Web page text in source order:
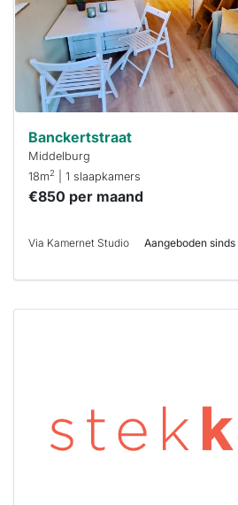
Stekkies helpt
je hierbij!
Banckertstraat
Middelburg
18m2 | 1 slaapkamers
€850 per maand
Via Kamernet Studio Aangeboden sinds
binnen 15
minuten
reageren.
Stekkies helpt